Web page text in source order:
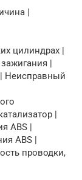
|
цилиндрах |
|
Неисправный
|
ABS |
ABS |
проводки,